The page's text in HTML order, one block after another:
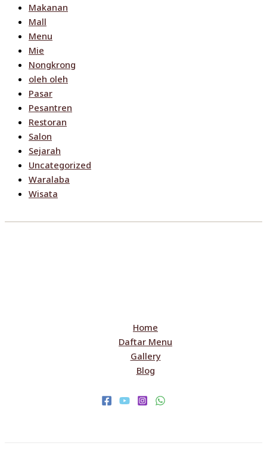
Makanan
Mall
Menu
Mie
Nongkrong
oleh oleh
Pasar
Pesantren
Restoran
Salon
Sejarah
Uncategorized
Waralaba
Wisata
Home
Daftar Menu
Gallery
Blog